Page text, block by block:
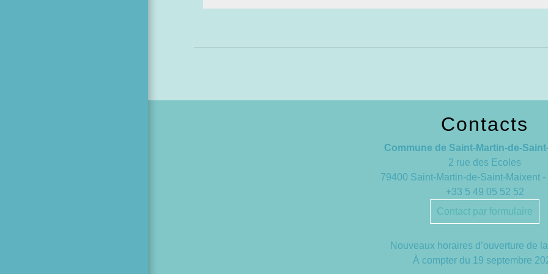
Contacts
Commune de Saint-Martin-de-
2 rue des Ecoles
79400 Saint-Martin-de-Saint-Maixent
+33 5 49 05 52 52
Contact par formulaire
Nouveaux horaires d’ouverture de
À compter du 19 septembre